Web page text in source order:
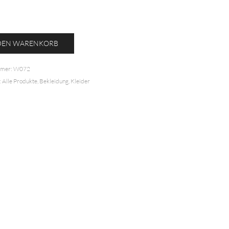
WARENKORB
W072
Alle Produkte Bekleidung Kleider